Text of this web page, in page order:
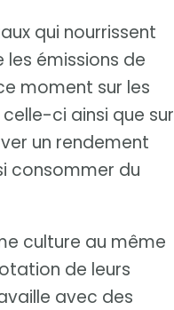
qui nourrissent
les émissions de
moment sur les
ci ainsi que sur
un rendement
consommer du
culture au même
de leurs
avec des